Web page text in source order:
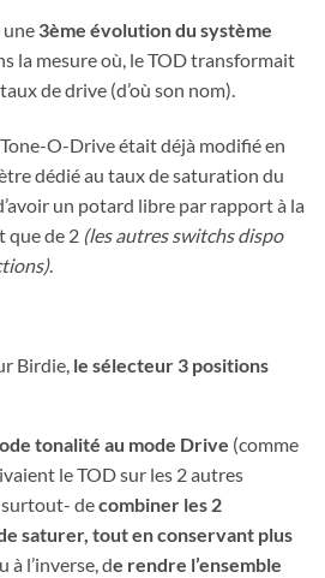
une 3ème évolution du système
la mesure où, le TOD transformait
de drive (d’où son nom).
Tone-O-Drive était déjà modifié en
dédié au taux de saturation du
un potard libre par rapport à la
que de 2 (les autres switchs dispo
.
Birdie, le sélecteur 3 positions
tonalité au mode Drive (comme
le TOD sur les 2 autres
surtout- decombiner les 2
saturer, tout en conservant plus
à l’inverse, de rendre l’ensemble